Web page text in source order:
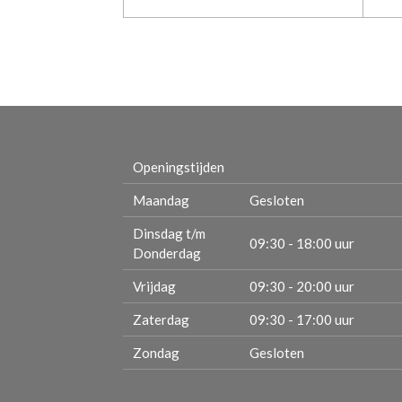
Openingstijden
Maandag Gesloten
Dinsdag t/m
Donderdag
09:30 - 18:00 uur
Vrijdag 09:30 - 20:00 uur
Zaterdag 09:30 - 17:00 uur
Zondag Gesloten